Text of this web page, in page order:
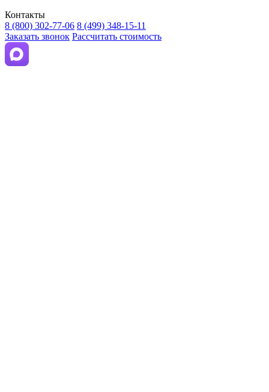
Контакты
8 (800) 302-77-06 8 (499) 348-15-11
Заказать звонок Рассчитать стоимость